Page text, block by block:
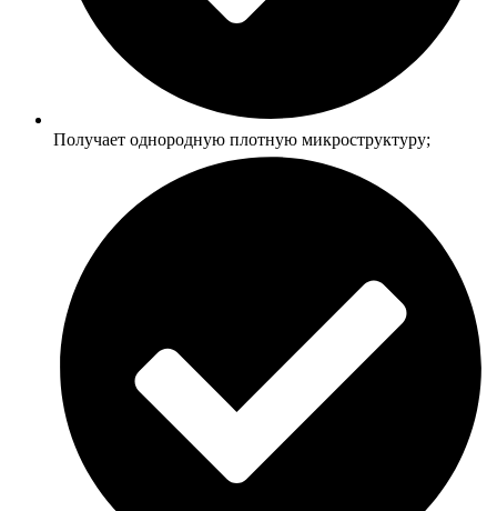
Получает однородную плотную микроструктуру;